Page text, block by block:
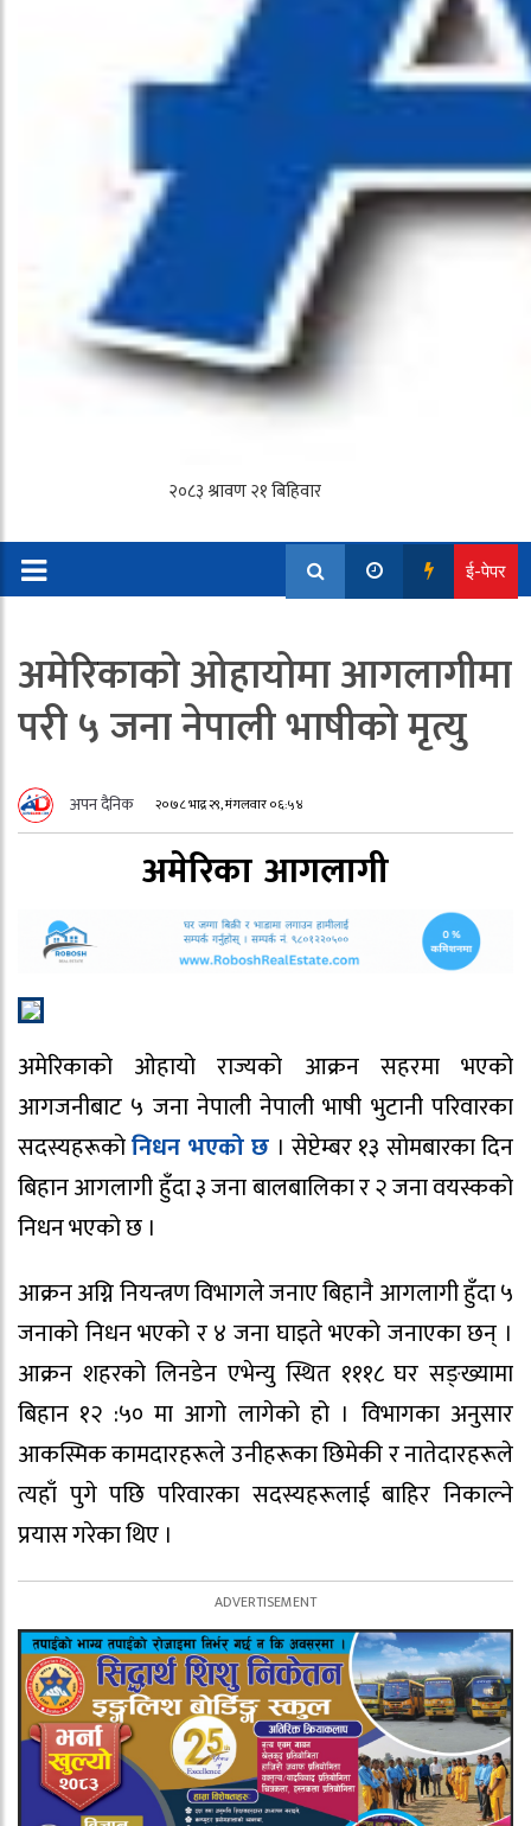
ई-पेपर
अमेरिकाको ओहायोमा आगलागीमा
परी ५ जना नेपाली भाषीको मृत्यु
अपन दैनिक २०७८ भाद्र २९, मंगलवार ०६:५४
अमेरिका आगलागी
अमेरिकाको ओहायो राज्यको आक्रन सहरमा भएको
आगजनीबाट ५ जना नेपाली नेपाली भाषी भुटानी परिवारका
सदस्यहरूकोनिधन भएको छ । सेप्टेम्बर १३ सोमबारका दिन
बिहान आगलागी हुँदा ३ जना बालबालिका र २ जना वयस्कको
निधन भएको छ ।
आक्रन ​अग्नि नियन्त्रण विभागले जनाए बिहानै आगलागी हुँदा ५
जनाको निधन भएको र ४ जना घाइते भएको जनाएका छन् ।
आक्रन शहरको लिनडेन एभेन्यु स्थित १११८ घर सङ्ख्यामा
बिहान १२ :५० मा आगो लागेको हो । विभागका अनुसार
आकस्मिक कामदारहरूले उनीहरूका छिमेकी र नातेदारहरूले
त्यहाँ पुगे पछि परिवारका सदस्यहरूलाई बाहिर निकाल्ने
प्रयास गरेका थिए ।